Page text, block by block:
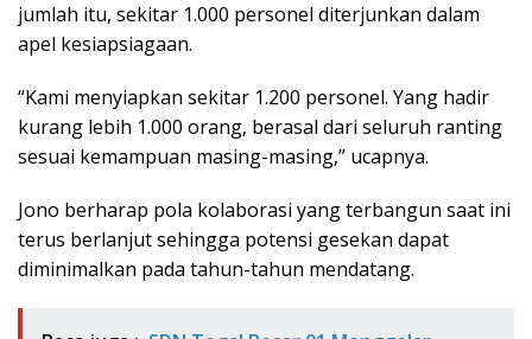
jumlah itu, sekitar 1.000 personel diterjunkan dalam
apel kesiapsiagaan.
“Kami menyiapkan sekitar 1.200 personel. Yang hadir
kurang lebih 1.000 orang, berasal dari seluruh ranting
sesuai kemampuan masing-masing,” ucapnya.
Jono berharap pola kolaborasi yang terbangun saat ini
terus berlanjut sehingga potensi gesekan dapat
diminimalkan pada tahun-tahun mendatang.